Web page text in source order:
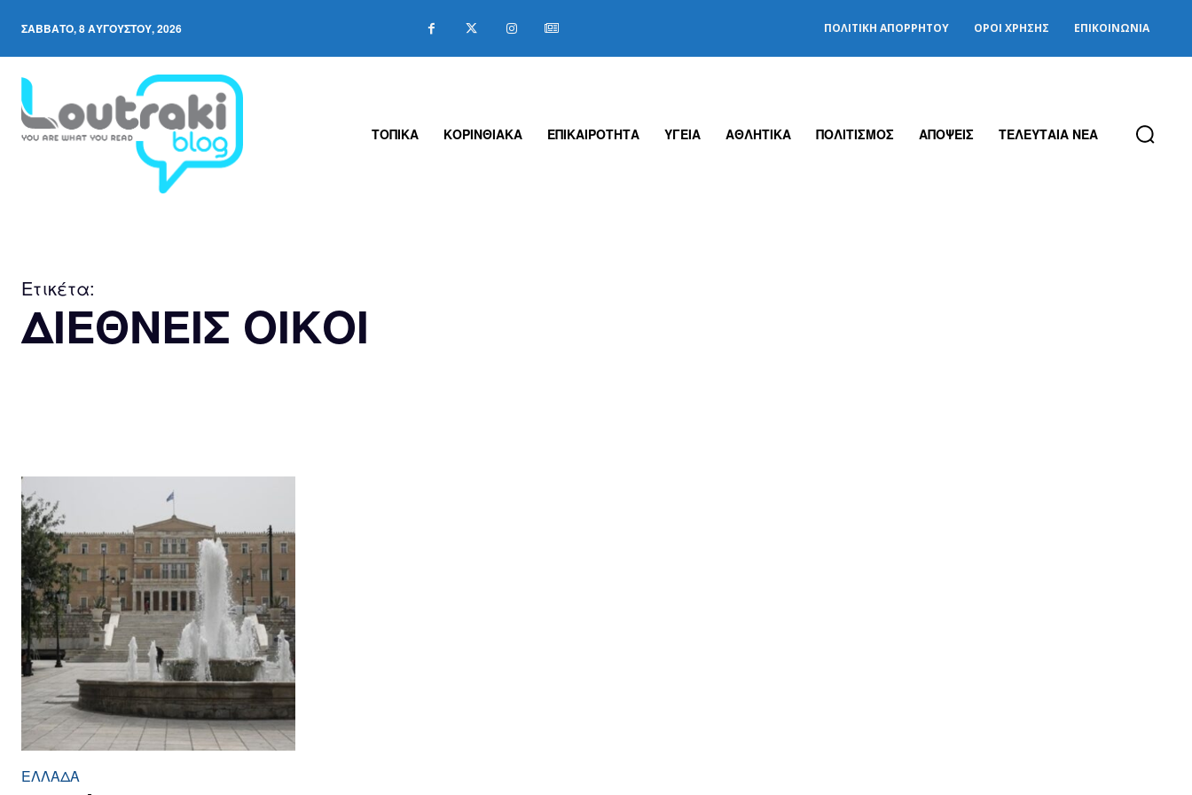
ΣΆΒΒΑΤΟ, 8 ΑΥΓΟΎΣΤΟΥ, 2026 ΠΟΛΙΤΙΚΉ ΑΠΟΡΡΉΤΟΥ ΌΡΟΙ ΧΡΉΣΗΣ ΕΠΙΚΟΙΝΩΝΊΑ
ΤΟΠΙΚΑ ΚΟΡΙΝΘΙΑΚΑ ΕΠΙΚΑΙΡΟΤΗΤΑ ΥΓΕΙΑ ΑΘΛΗΤΙΚΑ ΠΟΛΙΤΙΣΜΟΣ ΑΠΟΨΕΙΣ ΤΕΛΕΥΤΑΙΑ ΝΕΑ
Ετικέτα:
ΔΙΕΘΝΕΙΣ ΟΙΚΟΙ
ΕΛΛΆΔΑ